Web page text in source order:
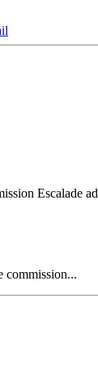
Escalade
commission...